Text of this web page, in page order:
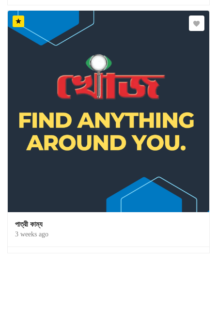
পাত্রী কাম্য
3 weeks ago